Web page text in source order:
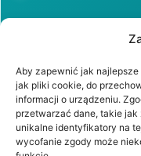
Aby zapewnić jak
jak pliki cookie, do
informacji o urządzeniu.
przetwarzać dane, takie
unikalne identyfikatory na
wycofanie zgody może
Regulamin
Polityka